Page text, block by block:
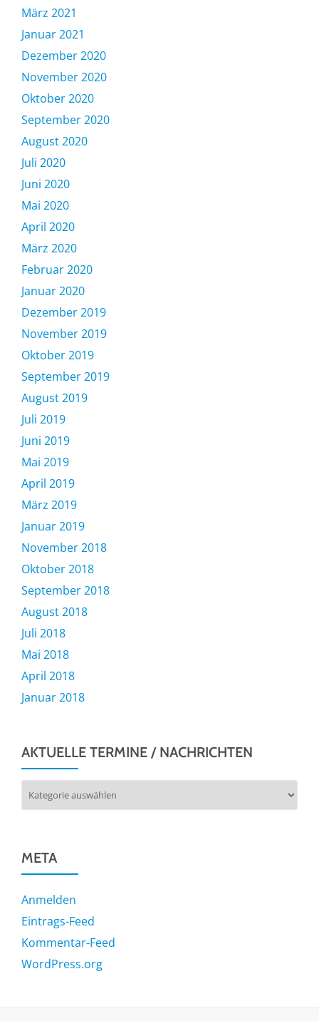
März 2021
Januar 2021
Dezember 2020
November 2020
Oktober 2020
September 2020
August 2020
Juli 2020
Juni 2020
Mai 2020
April 2020
März 2020
Februar 2020
Januar 2020
Dezember 2019
November 2019
Oktober 2019
September 2019
August 2019
Juli 2019
Juni 2019
Mai 2019
April 2019
März 2019
Januar 2019
November 2018
Oktober 2018
September 2018
August 2018
Juli 2018
Mai 2018
April 2018
Januar 2018
AKTUELLE TERMINE / NACHRICHTEN
Termine
META
Anmelden
Eintrags-Feed
Kommentar-Feed
WordPress.org